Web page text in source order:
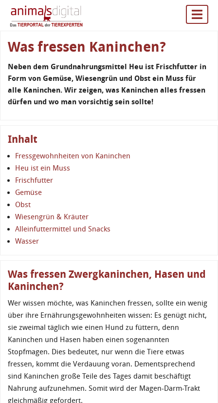
Was fressen Kaninchen?
Neben dem Grundnahrungsmittel Heu ist Frischfutter in
Form von Gemüse, Wiesengrün und Obst ein Muss für
alle Kaninchen. Wir zeigen, was Kaninchen alles fressen
dürfen und wo man vorsichtig sein sollte!
Inhalt
Fressgewohnheiten von Kaninchen
Heu ist ein Muss
Frischfutter
Gemüse
Obst
Wiesengrün & Kräuter
Alleinfuttermittel und Snacks
Wasser
Was fressen Zwergkaninchen, Hasen und
Kaninchen?
Wer wissen möchte, was Kaninchen fressen, sollte ein wenig
über ihre Ernährungsgewohnheiten wissen: Es genügt nicht,
sie zweimal täglich wie einen Hund zu füttern, denn
Kaninchen und Hasen haben einen sogenannten
Stopfmagen. Dies bedeutet, nur wenn die Tiere etwas
fressen, kommt die Verdauung voran. Dementsprechend
sind Kaninchen große Teile des Tages damit beschäftigt
Nahrung aufzunehmen. Somit wird der Magen-Darm-Trakt
gleichmäßig gefordert.